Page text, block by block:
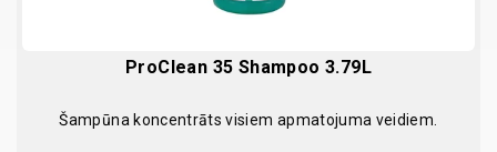
ProClean 35 Shampoo 3.79L
Šampūna koncentrāts visiem apmatojuma veidiem.